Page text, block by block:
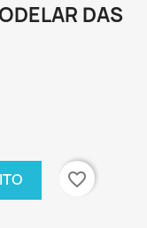
DAS
favorite_border